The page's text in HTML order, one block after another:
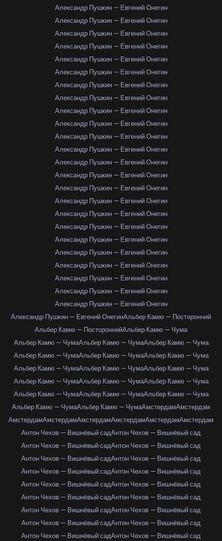
Александр Пушкин — Евгений Онегин
Александр Пушкин — Евгений Онегин
Александр Пушкин — Евгений Онегин
Александр Пушкин — Евгений Онегин
Александр Пушкин — Евгений Онегин
Александр Пушкин — Евгений Онегин
Александр Пушкин — Евгений Онегин
Александр Пушкин — Евгений Онегин
Александр Пушкин — Евгений Онегин
Александр Пушкин — Евгений Онегин
Александр Пушкин — Евгений Онегин
Александр Пушкин — Евгений Онегин
Александр Пушкин — Евгений Онегин
Александр Пушкин — Евгений Онегин
Александр Пушкин — Евгений Онегин
Александр Пушкин — Евгений Онегин
Александр Пушкин — Евгений Онегин
Александр Пушкин — Евгений Онегин
Александр Пушкин — Евгений Онегин
Александр Пушкин — Евгений Онегин
Александр Пушкин — Евгений Онегин
Александр Пушкин — Евгений Онегин
Александр Пушкин — Евгений Онегин
Александр Пушкин — Евгений Онегин
Александр Пушкин — Евгений ОнегинАльбер Камю — Посторонний
Альбер Камю — ПостороннийАльбер Камю — Чума
Альбер Камю — ЧумаАльбер Камю — ЧумаАльбер Камю — Чума
Альбер Камю — ЧумаАльбер Камю — ЧумаАльбер Камю — Чума
Альбер Камю — ЧумаАльбер Камю — ЧумаАльбер Камю — Чума
Альбер Камю — ЧумаАльбер Камю — ЧумаАльбер Камю — Чума
Альбер Камю — ЧумаАльбер Камю — ЧумаАльбер Камю — Чума
Альбер Камю — ЧумаАльбер Камю — ЧумаАмстердамАмстердам
АмстердамАмстердамАмстердамАмстердамАмстердамАмстердам
Антон Чехов — Вишнёвый садАнтон Чехов — Вишнёвый сад
Антон Чехов — Вишнёвый садАнтон Чехов — Вишнёвый сад
Антон Чехов — Вишнёвый садАнтон Чехов — Вишнёвый сад
Антон Чехов — Вишнёвый садАнтон Чехов — Вишнёвый сад
Антон Чехов — Вишнёвый садАнтон Чехов — Вишнёвый сад
Антон Чехов — Вишнёвый садАнтон Чехов — Вишнёвый сад
Антон Чехов — Вишнёвый садАнтон Чехов — Вишнёвый сад
Антон Чехов — Вишнёвый садАнтон Чехов — Вишнёвый сад
Антон Чехов — Вишнёвый садАнтон Чехов — Вишнёвый сад